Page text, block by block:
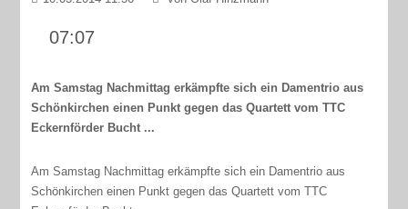
07:07
Am Samstag Nachmittag erkämpfte sich ein Damentrio aus
Schönkirchen einen Punkt gegen das Quartett vom TTC
Eckernförder Bucht ...
Am Samstag Nachmittag erkämpfte sich ein Damentrio aus
Schönkirchen einen Punkt gegen das Quartett vom TTC